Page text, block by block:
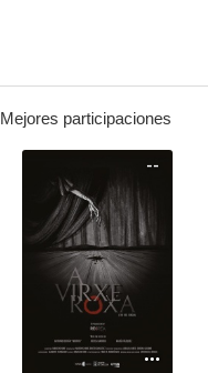
Mejores participaciones
--